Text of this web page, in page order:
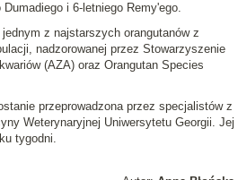
i 6-letniego Remy'ego.
z najstarszych orangutanów z
nadzorowanej przez Stowarzyszenie
(AZA) oraz Orangutan Species
przeprowadzona przez specjalistów z
Weterynaryjnej Uniwersytetu Georgii. Jej
tygodni.